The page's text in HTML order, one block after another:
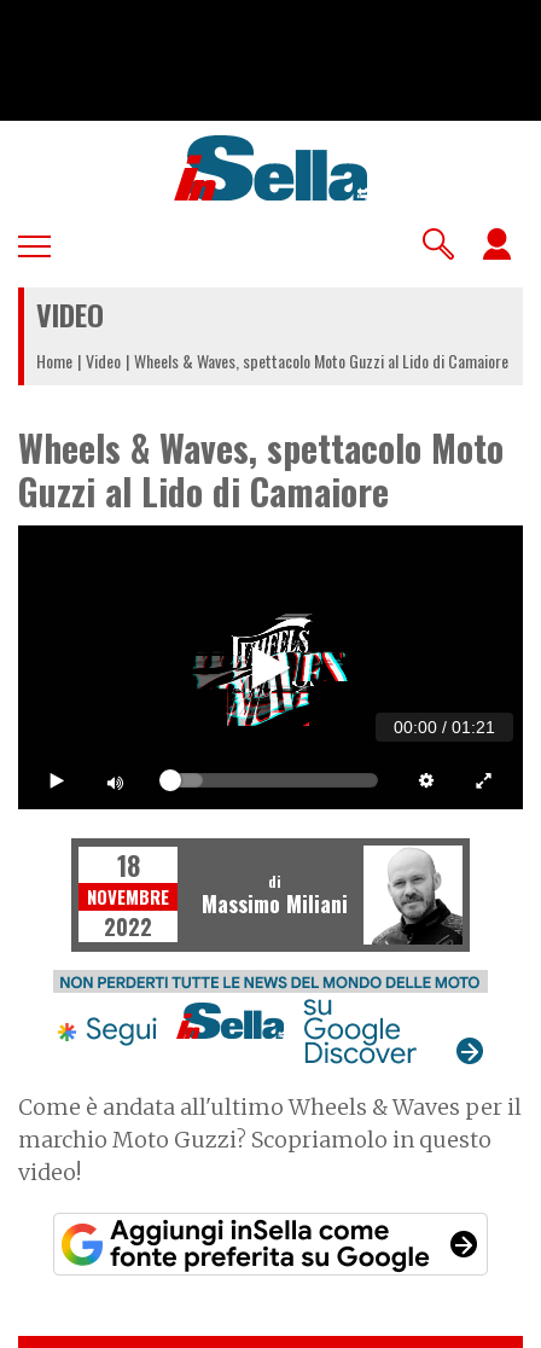
VIDEO
Home Video Wheels & Waves, spettacolo Moto Guzzi al Lido di Camaiore
Wheels & Waves, spettacolo Moto
Guzzi al Lido di Camaiore
00:00 / 01:21
Come è andata all'ultimo Wheels & Waves per il
marchio Moto Guzzi? Scopriamolo in questo
video!
18
NOVEMBRE
2022
di
Massimo Miliani